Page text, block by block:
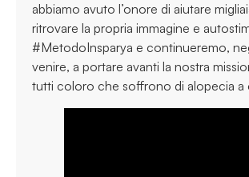
abbiamo avuto l’onore di aiutare
ritrovare la propria immagine e
#MetodoInsparya e continueremo,
venire, a portare avanti la nostra
tutti coloro che soffrono di alopecia a